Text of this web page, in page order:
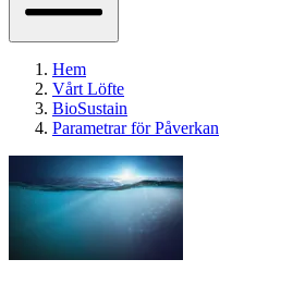
Hem
Vårt Löfte
BioSustain
Parametrar för Påverkan